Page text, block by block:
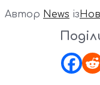
Автор News із